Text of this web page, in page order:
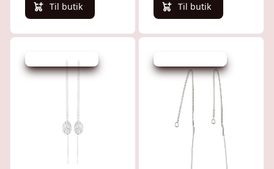
Til butik Til butik
Udsalg - spar 15 %